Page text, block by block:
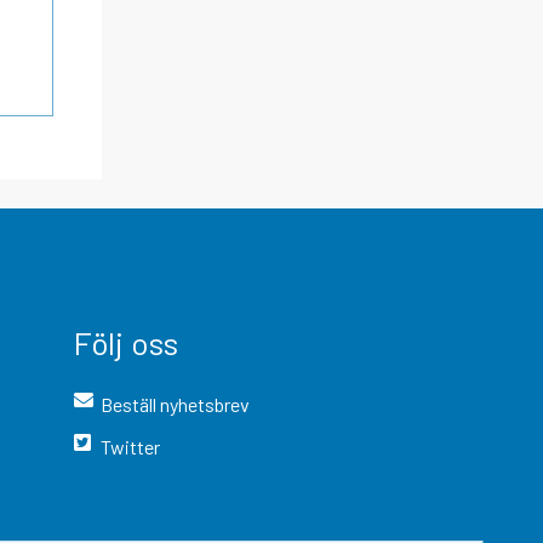
Följ oss
Beställ nyhetsbrev
Twitter